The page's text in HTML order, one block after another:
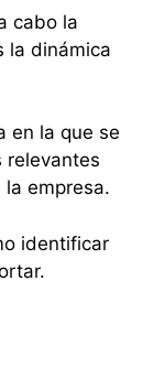
cabo la
la dinámica
en la que se
relevantes
empresa.
identificar